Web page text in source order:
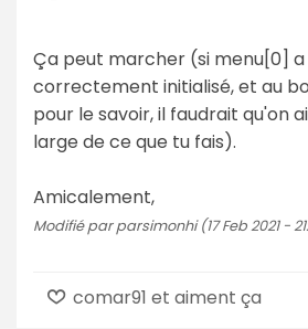
Ça peut marcher (si menu[0]
correctement initialisé, et au
pour le savoir, il faudrait qu'on
large de ce que tu fais).
Amicalement,
Modifié par parsimonhi (17 Feb 2021 -
comar91 et aiment ça